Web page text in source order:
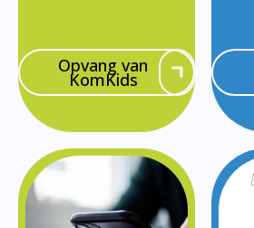
Opvang van
KomKids